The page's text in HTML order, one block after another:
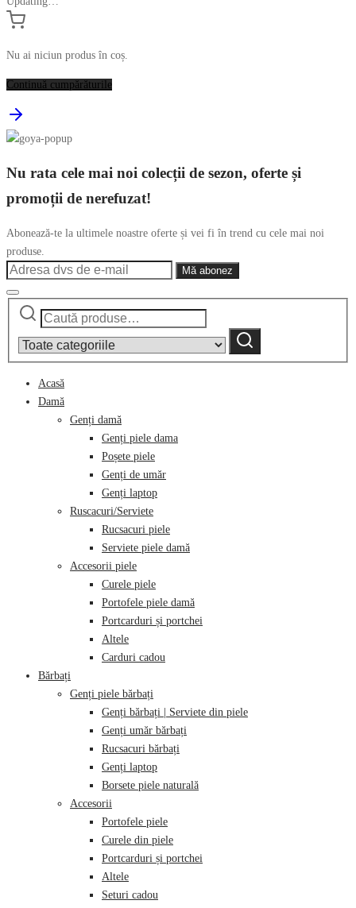
Nu ai niciun produs în coș.
Continuă cumpărăturile
Nu rata cele mai noi colecții de sezon, oferte și
promoții de nerefuzat!
Abonează-te la ultimele noastre oferte și vei fi în trend cu cele mai noi
produse.
Caută
category:
Caută
Acasă
Damă
Genți damă
Genți piele dama
Poșete piele
Genți de umăr
Genți laptop
Ruscacuri/Serviete
Rucsacuri piele
Serviete piele damă
Accesorii piele
Curele piele
Portofele piele damă
Portcarduri și portchei
Altele
Carduri cadou
Bărbați
Genți piele bărbați
Genți bărbați | Serviete din piele
Genți umăr bărbați
Rucsacuri bărbați
Genți laptop
Borsete piele naturală
Accesorii
Portofele piele
Curele din piele
Portcarduri și portchei
Altele
Seturi cadou